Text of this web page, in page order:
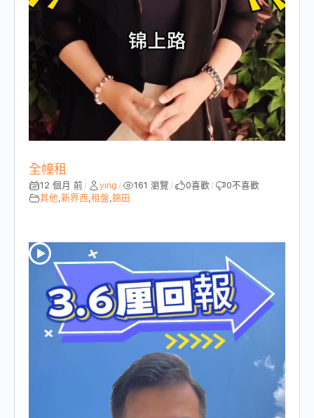
全幢租
12 個月 前 / ying / 161 瀏覽 / 0喜歡 / 0不喜歡
其他 新界西 租盤 錦田